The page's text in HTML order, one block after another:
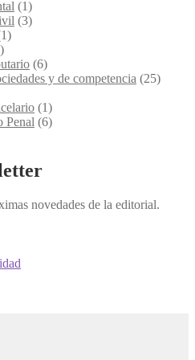
(1)
(3)
(6)
y de competencia (25)
(1)
Penal (6)
novedades de la editorial.